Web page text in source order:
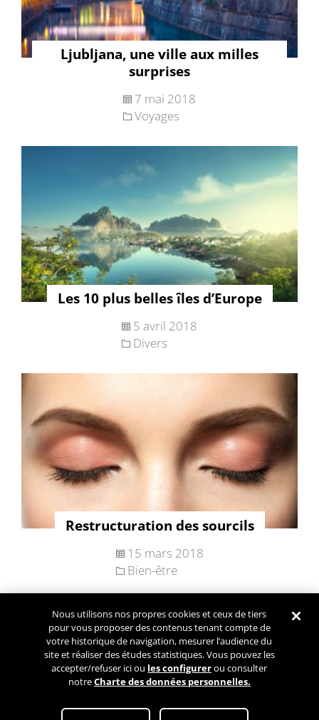
Ljubljana, une ville aux milles
surprises
7 mai 2018
Voyages
Les 10 plus belles îles d’Europe
5 avril 2018
Divers
Restructuration des sourcils
15 mars 2018
Bien-être
Navigation
des
articles
Articles plus
anciens
Conditions Générales d’Utilisation Paramétrez mes cookies
Nous utilisons nos propres cookies et ceux de tiers
pour vous proposer des contenus tenant compte de
votre historique de navigation, mesurer l’audience du
site et réaliser des études statistiques. Vous pouvez les
accepter/refuser ici ou les configurerou consulter
notreCharte des données personnelles.